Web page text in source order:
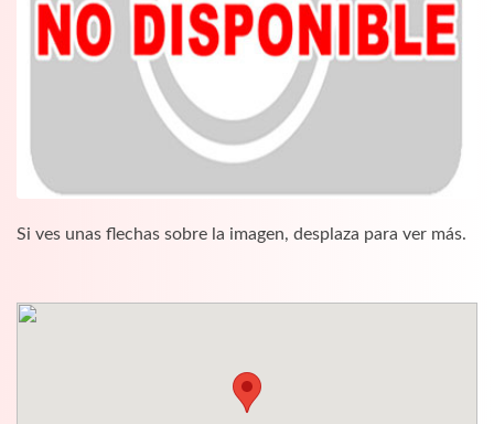
Si ves unas flechas sobre la imagen, desplaza para ver más.